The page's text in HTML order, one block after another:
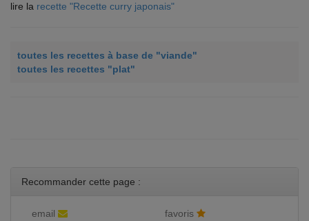
lire la recette "Recette curry japonais"
toutes les recettes à base de "viande"
toutes les recettes "plat"
Recommander cette page :
email
favoris